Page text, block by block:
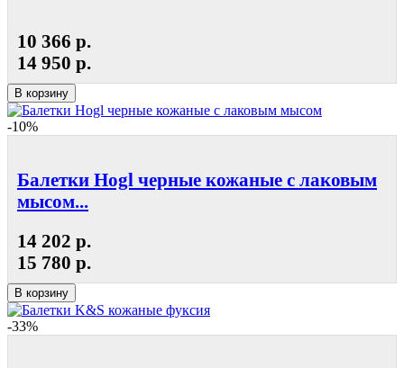
10 366 р.
14 950 р.
В корзину
-10%
Балетки Hogl черные кожаные с лаковым
мысом...
14 202 р.
15 780 р.
В корзину
-33%